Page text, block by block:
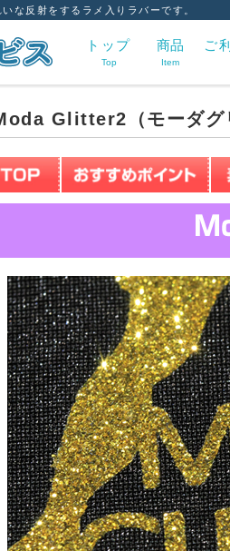
な反射をするラメ入りラバーです。
トップ
Top
商品
Item
ご
Glitter2（モーダグ